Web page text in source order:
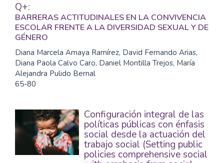
Q+:
BARRERAS ACTITUDINALES EN LA CONVIVENCIA
ESCOLAR FRENTE A LA DIVERSIDAD SEXUAL Y DE
GÉNERO
Diana Marcela Amaya Ramírez, David Fernando Arias,
Diana Paola Calvo Caro, Daniel Montilla Trejos, María
Alejandra Pulido Bernal
65-80
Configuración integral de las
políticas públicas con énfasis
social desde la actuación del
trabajo social (Setting public
policies comprehensive social